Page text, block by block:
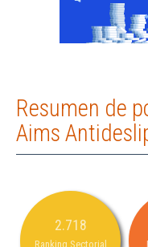
Resumen de
Aims
2.718
Ranking Sectorial